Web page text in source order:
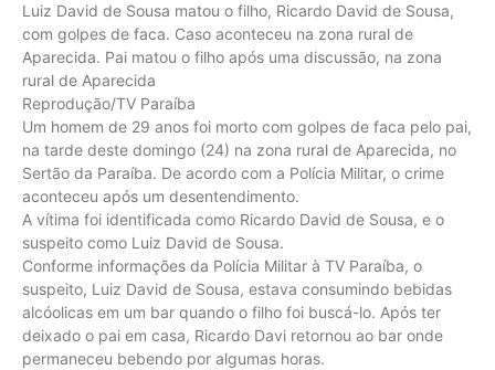
Luiz David de Sousa matou o filho, Ricardo David de Sousa,
com golpes de faca. Caso aconteceu na zona rural de
Aparecida. Pai matou o filho após uma discussão, na zona
rural de Aparecida
Reprodução/TV Paraíba
Um homem de 29 anos foi morto com golpes de faca pelo pai,
na tarde deste domingo (24) na zona rural de Aparecida, no
Sertão da Paraíba. De acordo com a Polícia Militar, o crime
aconteceu após um desentendimento.
A vítima foi identificada como Ricardo David de Sousa, e o
suspeito como Luiz David de Sousa.
Conforme informações da Polícia Militar à TV Paraíba, o
suspeito, Luiz David de Sousa, estava consumindo bebidas
alcóolicas em um bar quando o filho foi buscá-lo. Após ter
deixado o pai em casa, Ricardo Davi retornou ao bar onde
permaneceu bebendo por algumas horas.